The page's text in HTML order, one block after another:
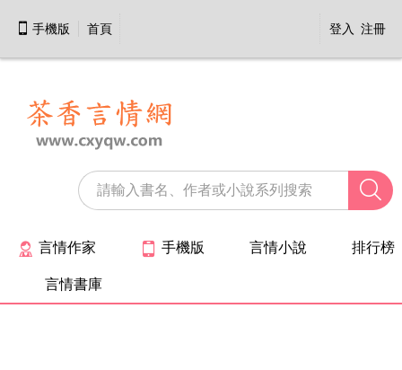
手機版 首頁 登入 注冊

 言情作家  手機版 言情小說 排行榜
言情書庫